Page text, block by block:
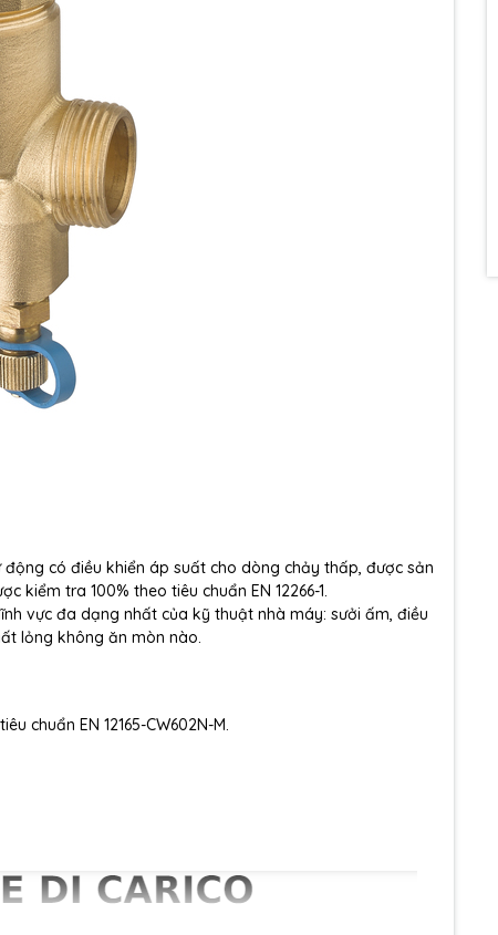
động có điều khiển áp suất cho dòng chảy thấp, được sản
kiểm tra 100% theo tiêu chuẩn EN 12266-1.
vực đa dạng nhất của kỹ thuật nhà máy: sưởi ấm, điều
lỏng không ăn mòn nào.
chuẩn EN 12165-CW602N-M.